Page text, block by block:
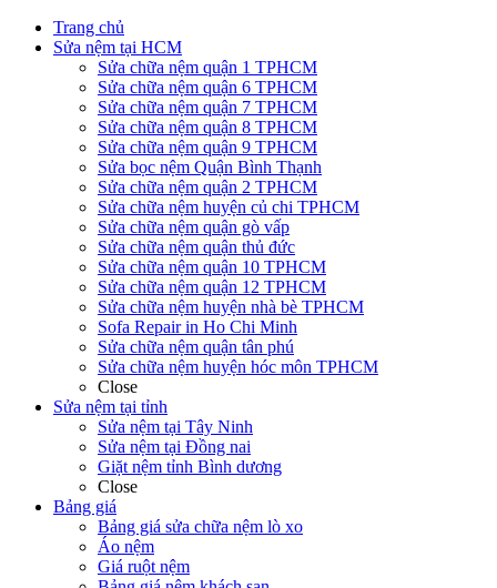
Trang chủ
Sửa nệm tại HCM
Sửa chữa nệm quận 1 TPHCM
Sửa chữa nệm quận 6 TPHCM
Sửa chữa nệm quận 7 TPHCM
Sửa chữa nệm quận 8 TPHCM
Sửa chữa nệm quận 9 TPHCM
Sửa bọc nệm Quận Bình Thạnh
Sửa chữa nệm quận 2 TPHCM
Sửa chữa nệm huyện củ chi TPHCM
Sửa chữa nệm quận gò vấp
Sửa chữa nệm quận thủ đức
Sửa chữa nệm quận 10 TPHCM
Sửa chữa nệm quận 12 TPHCM
Sửa chữa nệm huyện nhà bè TPHCM
Sofa Repair in Ho Chi Minh
Sửa chữa nệm quận tân phú
Sửa chữa nệm huyện hóc môn TPHCM
Close
Sửa nệm tại tỉnh
Sửa nệm tại Tây Ninh
Sửa nệm tại Đồng nai
Giặt nệm tỉnh Bình dương
Close
Bảng giá
Bảng giá sửa chữa nệm lò xo
Áo nệm
Giá ruột nệm